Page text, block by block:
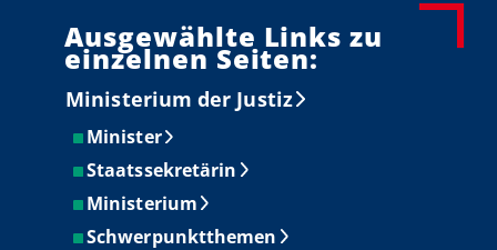
Ausgewählte Links zu
einzelnen Seiten:
Ministerium der Justiz
Minister
Staatssekretärin
Ministerium
Schwerpunktthemen